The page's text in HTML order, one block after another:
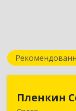
Пленкин